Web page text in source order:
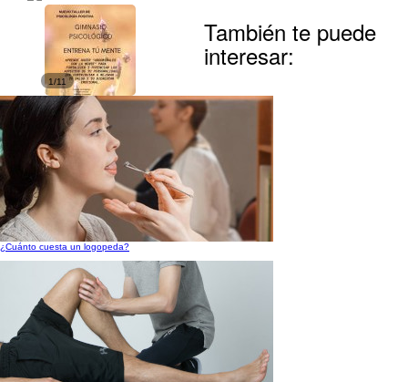
1/11
También te puede
interesar:
¿Cuánto cuesta un logopeda?